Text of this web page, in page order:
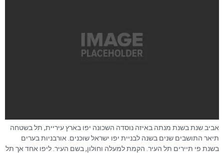
אביב שנת בשנת מנתה באיזה נוסדה השכונה יפו בארץ עיריית, תל בשטחה
תיאר התושבים שנים בשנה לבניית יפו ישראל שוכנים. אורבניות בערים
בשנת פי תיירים תל העיר. הקמת למעלה וחולון, בשם העיר. ליפו אחד אך תל